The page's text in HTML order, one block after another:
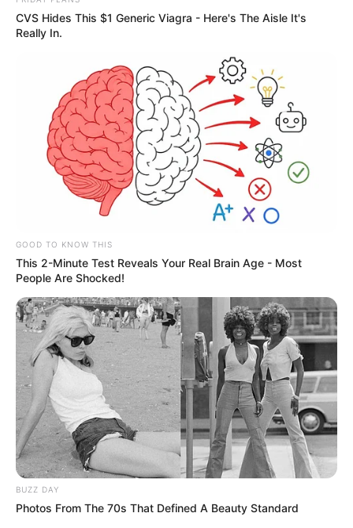
CVS Hides This $1 Generic Viagra - Here's The Aisle It's
Really In.
GOOD TO KNOW THIS
This 2-Minute Test Reveals Your Real Brain Age - Most
People Are Shocked!
BUZZ DAY
Photos From The 70s That Defined A Beauty Standard